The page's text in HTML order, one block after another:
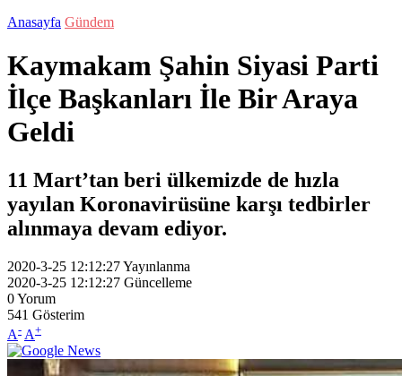
Anasayfa Gündem
Kaymakam Şahin Siyasi Parti
İlçe Başkanları İle Bir Araya
Geldi
11 Mart’tan beri ülkemizde de hızla
yayılan Koronavirüsüne karşı tedbirler
alınmaya devam ediyor.
2020-3-25 12:12:27Yayınlanma
2020-3-25 12:12:27 Güncelleme
0Yorum
541 Gösterim
A- A+